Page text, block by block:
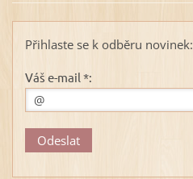
Přihlaste se k odběru novinek:
Váš e-mail *: